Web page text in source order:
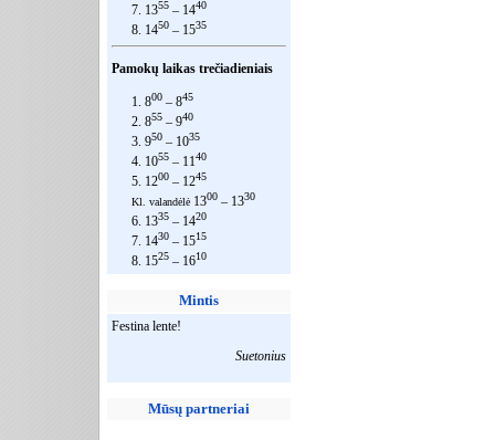
7. 1355 – 1440
8. 1450 – 1535
Pamokų laikas trečiadieniais
1. 800 – 845
2. 855 – 940
3. 950 – 1035
4. 1055 – 1140
5. 1200 – 1245
Kl. valandėlė 1300 – 1330
6. 1335 – 1420
7. 1430 – 1515
8. 1525 – 1610
Mintis
Festina lente!
Suetonius
Mūsų partneriai